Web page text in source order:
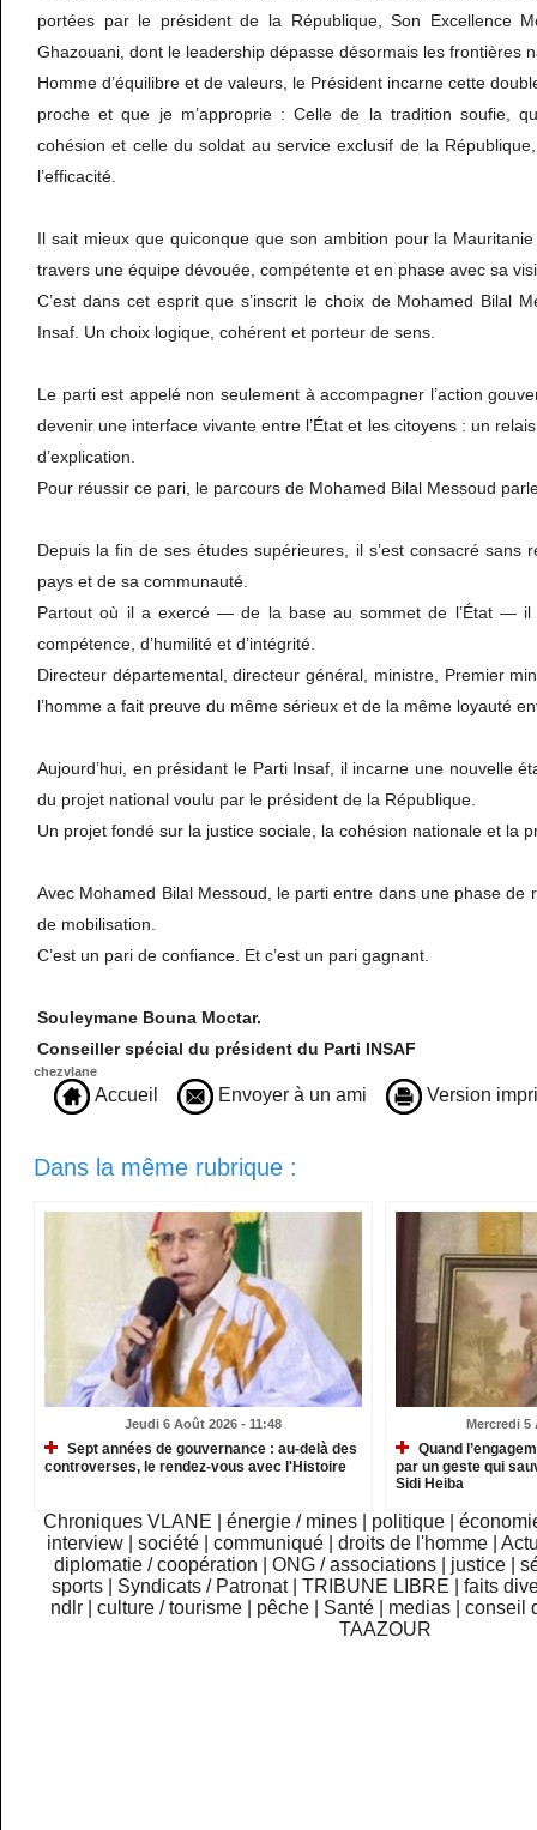
portées par le président de la République, Son Excellence
Ghazouani, dont le leadership dépasse désormais les frontières
Homme d’équilibre et de valeurs, le Président incarne cette
proche et que je m’approprie : Celle de la tradition soufie,
cohésion et celle du soldat au service exclusif de la
l’efficacité.
Il sait mieux que quiconque que son ambition pour la Mauritanie
travers une équipe dévouée, compétente et en phase avec sa
C’est dans cet esprit que s’inscrit le choix de Mohamed Bilal
Insaf. Un choix logique, cohérent et porteur de sens.
Le parti est appelé non seulement à accompagner l’action
devenir une interface vivante entre l’État et les citoyens : un
d’explication.
Pour réussir ce pari, le parcours de Mohamed Bilal Messoud
Depuis la fin de ses études supérieures, il s’est consacré sans
pays et de sa communauté.
Partout où il a exercé — de la base au sommet de l’État — il
compétence, d’humilité et d’intégrité.
Directeur départemental, directeur général, ministre, Premier
l’homme a fait preuve du même sérieux et de la même loyauté
Aujourd’hui, en présidant le Parti Insaf, il incarne une nouvelle
du projet national voulu par le président de la République.
Un projet fondé sur la justice sociale, la cohésion nationale et la
Avec Mohamed Bilal Messoud, le parti entre dans une phase de
de mobilisation.
C’est un pari de confiance. Et c’est un pari gagnant.
Souleymane Bouna Moctar.
Conseiller spécial du président du Parti INSAF
chezvlane
Accueil Envoyer à un ami Version
Dans la même rubrique :
Jeudi 6 Août 2026 - 11:48
Sept années de gouvernance : au-delà des
controverses, le rendez-vous avec l'Histoire
Mercredi 5
Quand
par un geste qui
Sidi Heiba
Chroniques VLANE énergie / mines politique
interview
|société |communiqué |droits de l'homme |
diplomatie / coopération
ONG / associations justice
sports
Syndicats / Patronat TRIBUNE LIBRE
faits
ndlr
|culture / tourisme pêche Santé medias |conseil
TAAZOUR